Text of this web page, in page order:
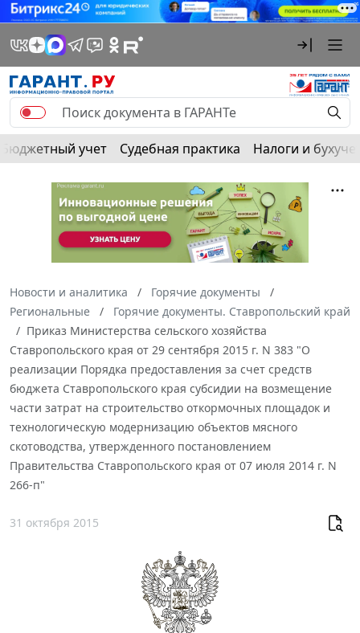
Бюджетный учет Судебная практика Налоги и
Новости и аналитика
Горячие документы
Региональные
Горячие документы. Ставропольский край
Приказ Министерства сельского хозяйства
Ставропольского края от 29 сентября 2015 г. N 383 "О
реализации Порядка предоставления за счет средств
бюджета Ставропольского края субсидии на возмещение
части затрат на строительство откормочных площадок и
технологическую модернизацию объектов мясного
скотоводства, утвержденного постановлением
Правительства Ставропольского края от 07 июля 2014 г. N
266-п"
31 октября 2015